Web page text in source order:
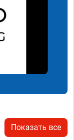
Показать все